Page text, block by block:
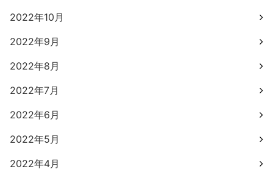
2022年10月
2022年9月
2022年8月
2022年7月
2022年6月
2022年5月
2022年4月